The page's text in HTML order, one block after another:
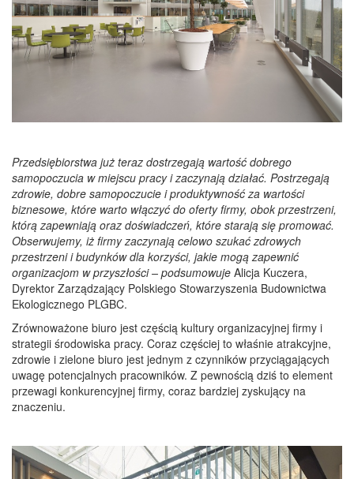
Przedsiębiorstwa już teraz dostrzegają wartość dobrego
samopoczucia w miejscu pracy i zaczynają działać. Postrzegają
zdrowie, dobre samopoczucie i produktywność za wartości
biznesowe, które warto włączyć do oferty firmy, obok przestrzeni,
którą zapewniają oraz doświadczeń, które starają się promować.
Obserwujemy, iż firmy zaczynają celowo szukać zdrowych
przestrzeni i budynków dla korzyści, jakie mogą zapewnić
organizacjom w przyszłości– podsumowuje Alicja Kuczera,
Dyrektor Zarządzający Polskiego Stowarzyszenia Budownictwa
Ekologicznego PLGBC.
Zrównoważone biuro jest częścią kultury organizacyjnej firmy i
strategii środowiska pracy. Coraz częściej to właśnie atrakcyjne,
zdrowie i zielone biuro jest jednym z czynników przyciągających
uwagę potencjalnych pracowników. Z pewnością dziś to element
przewagi konkurencyjnej firmy, coraz bardziej zyskujący na
znaczeniu.